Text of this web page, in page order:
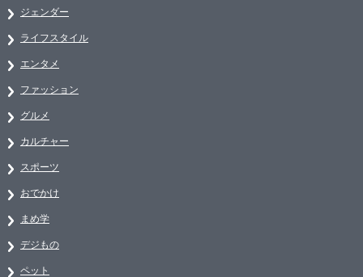
ジェンダー
ライフスタイル
エンタメ
ファッション
グルメ
カルチャー
スポーツ
おでかけ
まめ学
デジもの
ペット